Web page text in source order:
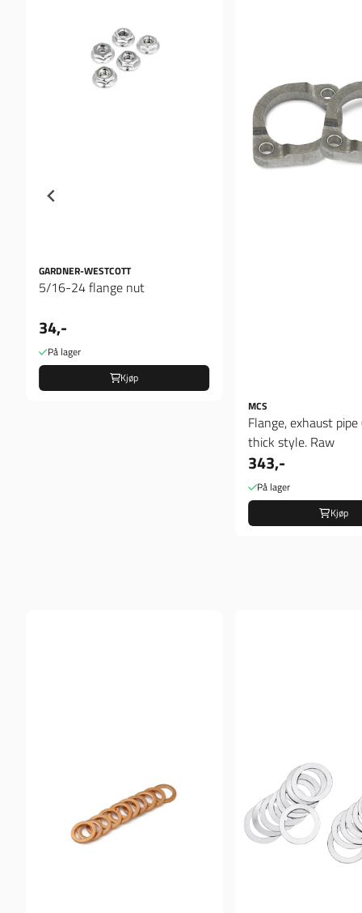
GARDNER-WESTCOTT
5/16-24 flange nut
34,-
På lager
Kjøp
MCS
Flange, exhaust
thick style. Raw
343,-
På lager
Kjøp